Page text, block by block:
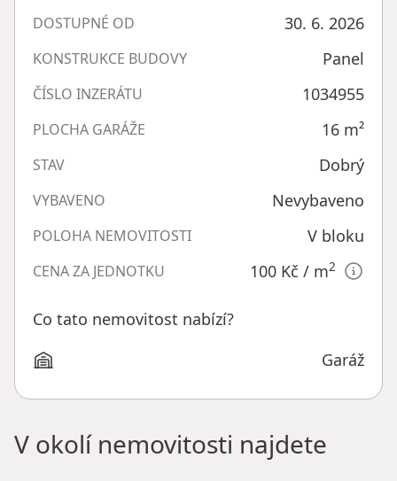
DOSTUPNÉ OD 30. 6. 2026
KONSTRUKCE BUDOVY Panel
ČÍSLO INZERÁTU 1034955
PLOCHA GARÁŽE 16 m²
STAV Dobrý
VYBAVENO Nevybaveno
POLOHA NEMOVITOSTI V bloku
CENA ZA JEDNOTKU 100 Kč / m2
Co tato nemovitost nabízí?
Garáž
V okolí nemovitosti najdete